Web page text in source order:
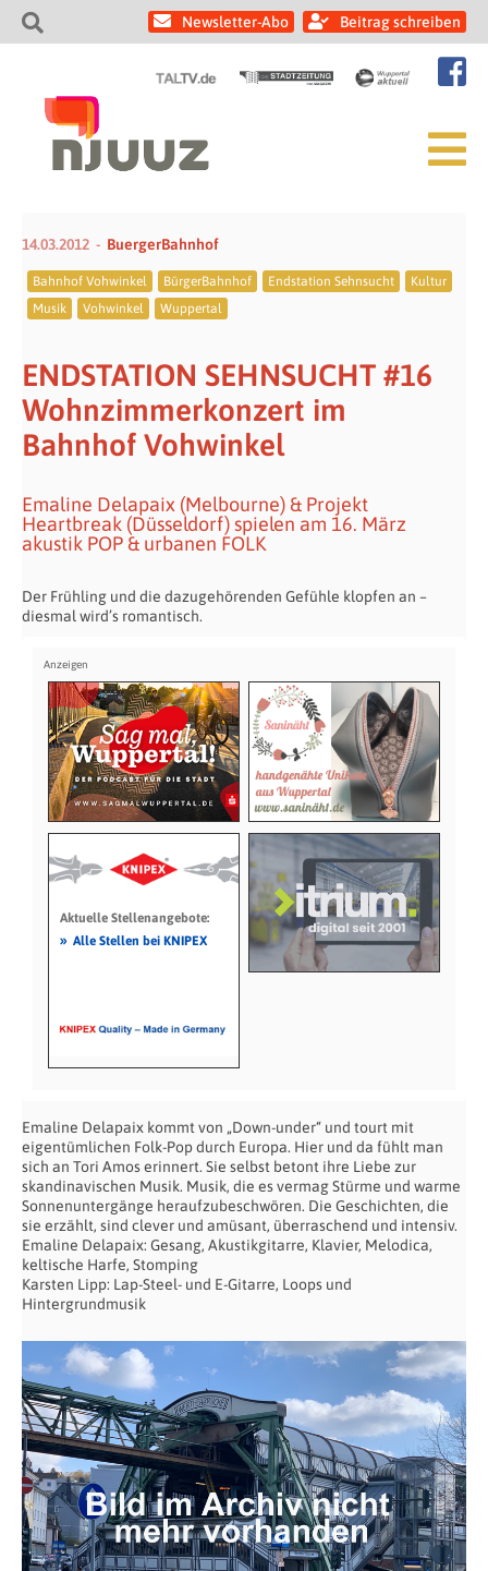
Newsletter-Abo Beitrag schreiben
14.03.2012 BuergerBahnhof
Bahnhof Vohwinkel BürgerBahnhof Endstation Sehnsucht
Kultur
Musik
Vohwinkel Wuppertal
ENDSTATION SEHNSUCHT #16
Wohnzimmerkonzert im
Bahnhof Vohwinkel
Emaline Delapaix (Melbourne) & Projekt
Heartbreak (Düsseldorf) spielen am 16. März
akustik POP & urbanen FOLK
Der Frühling und die dazugehörenden Gefühle klopfen an –
diesmal wird’s romantisch.
Aktuelle Stellenangebote:
» Alle Stellen bei KNIPEX
Emaline Delapaix kommt von „Down-under“ und tourt mit
eigentümlichen Folk-Pop durch Europa. Hier und da fühlt man
sich an Tori Amos erinnert. Sie selbst betont ihre Liebe zur
skandinavischen Musik. Musik, die es vermag Stürme und warme
Sonnenuntergänge heraufzubeschwören. Die Geschichten, die
sie erzählt, sind clever und amüsant, überraschend und intensiv.
Emaline Delapaix: Gesang, Akustikgitarre, Klavier, Melodica,
keltische Harfe, Stomping
Karsten Lipp: Lap-Steel- und E-Gitarre, Loops und
Hintergrundmusik